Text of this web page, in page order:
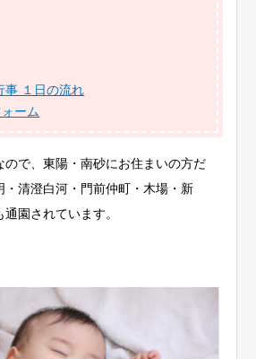
事 １日の流れ
ーム
ので、東陽・南砂にお住まいの方だ
・清澄白河・門前仲町・木場・新
園されています。